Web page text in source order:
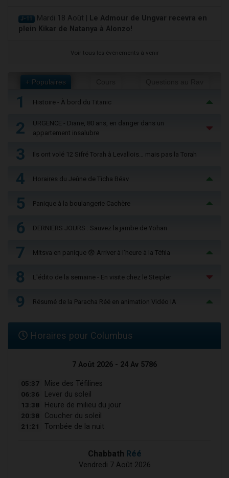
J-11 Mardi 18 Août |
Le Admour de Ungvar recevra en
plein Kikar de Natanya à Alonzo!
Voir tous les événements à venir
+ Populaires
1 Histoire - À bord du Titanic
2
URGENCE - Diane, 80 ans, en danger dans un
appartement insalubre
3 Ils ont volé 12 Sifré Torah à Levallois… mais pas la Torah
4 Horaires du Jeûne de Ticha Béav
5 Panique à la boulangerie Cachère
6 DERNIERS JOURS : Sauvez la jambe de Yohan
7 Mitsva en panique 😨 Arriver à l'heure à la Téfila
8 L'édito de la semaine - En visite chez le Steipler
9 Résumé de la Paracha Réé en animation Vidéo IA
Horaires pour Columbus
7 Août 2026 - 24 Av 5786
05:37 Mise des Téfilines
06:36 Lever du soleil
13:38 Heure de milieu du jour
20:38 Coucher du soleil
21:21 Tombée de la nuit
Chabbath Réé
Vendredi 7 Août 2026